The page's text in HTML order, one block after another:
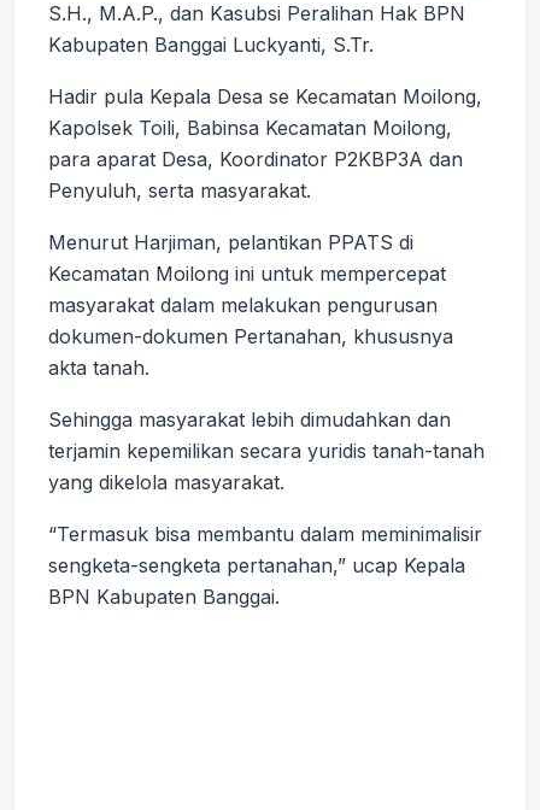
S.H., M.A.P., dan Kasubsi Peralihan Hak BPN
Kabupaten Banggai Luckyanti, S.Tr.
Hadir pula Kepala Desa se Kecamatan Moilong,
Kapolsek Toili, Babinsa Kecamatan Moilong,
para aparat Desa, Koordinator P2KBP3A dan
Penyuluh, serta masyarakat.
Menurut Harjiman, pelantikan PPATS di
Kecamatan Moilong ini untuk mempercepat
masyarakat dalam melakukan pengurusan
dokumen-dokumen Pertanahan, khususnya
akta tanah.
Sehingga masyarakat lebih dimudahkan dan
terjamin kepemilikan secara yuridis tanah-tanah
yang dikelola masyarakat.
“Termasuk bisa membantu dalam meminimalisir
sengketa-sengketa pertanahan,” ucap Kepala
BPN Kabupaten Banggai.